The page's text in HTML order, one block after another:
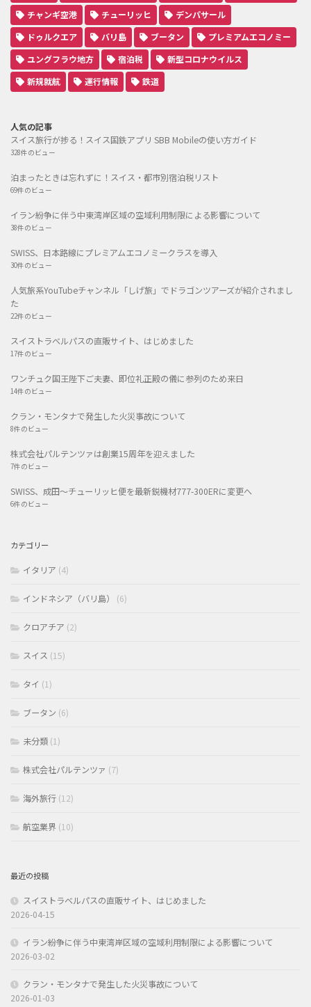
チャンギ空港 チューリッヒ
デンパサール
ドゥルクエア
バリ島 ブータン
プレミアムエコノミー
ユングフラウ地方
宿泊税
新型コロナウイルス
新規就航
運行情報 鉄道
人気の記事
スイス旅行が捗る！スイス国鉄アプリ SBB Mobileの使い方ガイド
328件のビュー
泊まったときは忘れずに！スイス・都市別宿泊税リスト
69件のビュー
イラン紛争に伴う中東湾岸区域の空域利用制限による影響について
38件のビュー
SWISS、日本路線にプレミアムエコノミークラスを導入
30件のビュー
人気旅系YouTubeチャンネル「しげ旅」でドラゴンツアーズが紹介されまし
た
22件のビュー
スイストラベルパスの直販サイト、はじめました
17件のビュー
ワンチュク国王陛下ご夫妻、即位礼正殿の儀に参列のため来日
14件のビュー
クラン・モンタナで発生した火災事故について
8件のビュー
株式会社パルテンツァは創業15周年を迎えました
7件のビュー
SWISS、成田〜チューリッヒ便を最新鋭機材777-300ERに変更へ
6件のビュー
カテゴリー
イタリア (4)
インドネシア（バリ島） (6)
クロアチア (2)
スイス (15)
タイ (1)
ブータン (6)
未分類 (1)
株式会社パルテンツァ (7)
海外旅行 (12)
航空業界 (10)
最近の投稿
スイストラベルパスの直販サイト、はじめました
2026-04-15
イラン紛争に伴う中東湾岸区域の空域利用制限による影響について
2026-03-02
クラン・モンタナで発生した火災事故について
2026-01-03